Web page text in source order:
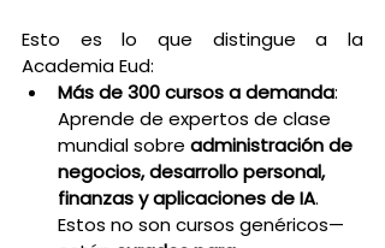
Esto es lo que distingue a la
Academia Eud:
Más de 300 cursos a demanda:
Aprende de expertos de clase
mundial sobre administración de
negocios, desarrollo personal,
finanzas y aplicaciones de IA.
Estos no son cursos genéricos—